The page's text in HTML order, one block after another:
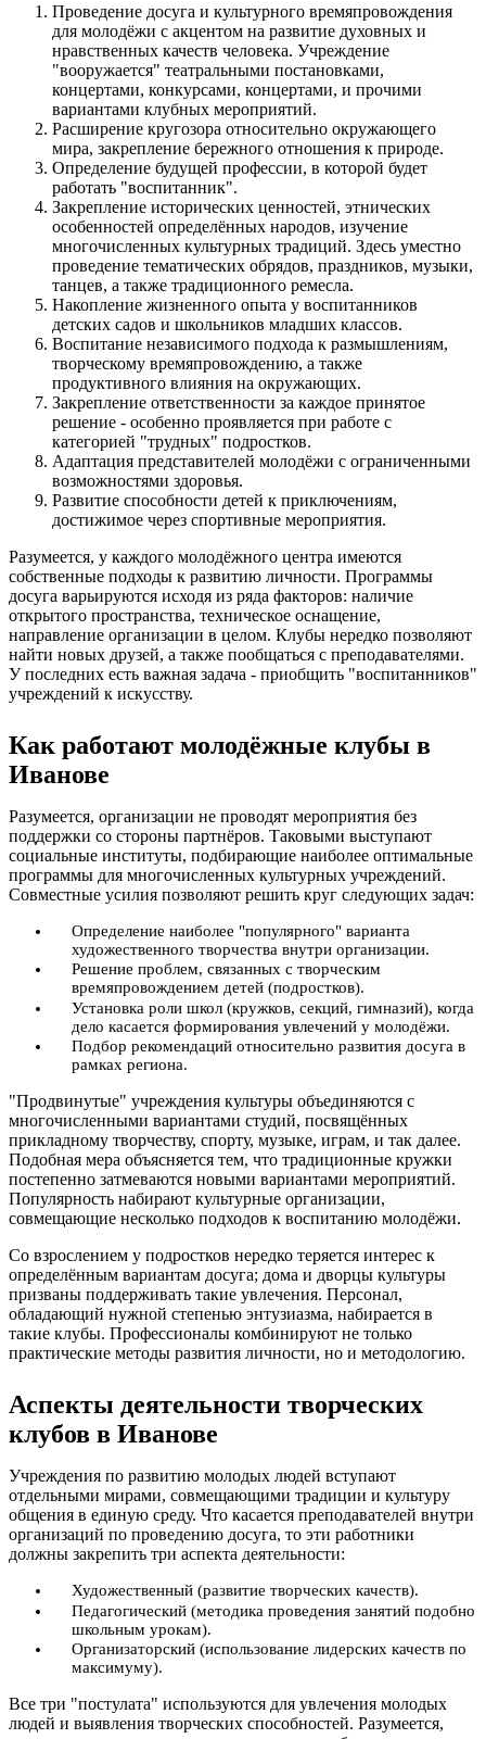
Проведение досуга и культурного времяпровождения
для молодёжи с акцентом на развитие духовных и
нравственных качеств человека. Учреждение
"вооружается" театральными постановками,
концертами, конкурсами, концертами, и прочими
вариантами клубных мероприятий.
Расширение кругозора относительно окружающего
мира, закрепление бережного отношения к природе.
Определение будущей профессии, в которой будет
работать "воспитанник".
Закрепление исторических ценностей, этнических
особенностей определённых народов, изучение
многочисленных культурных традиций. Здесь уместно
проведение тематических обрядов, праздников, музыки,
танцев, а также традиционного ремесла.
Накопление жизненного опыта у воспитанников
детских садов и школьников младших классов.
Воспитание независимого подхода к размышлениям,
творческому времяпровождению, а также
продуктивного влияния на окружающих.
Закрепление ответственности за каждое принятое
решение - особенно проявляется при работе с
категорией "трудных" подростков.
Адаптация представителей молодёжи с ограниченными
возможностями здоровья.
Развитие способности детей к приключениям,
достижимое через спортивные мероприятия.
Разумеется, у каждого молодёжного центра имеются
собственные подходы к развитию личности. Программы
досуга варьируются исходя из ряда факторов: наличие
открытого пространства, техническое оснащение,
направление организации в целом. Клубы нередко позволяют
найти новых друзей, а также пообщаться с преподавателями.
У последних есть важная задача - приобщить "воспитанников"
учреждений к искусству.
Как работают молодёжные клубы в
Иванове
Разумеется, организации не проводят мероприятия без
поддержки со стороны партнёров. Таковыми выступают
социальные институты, подбирающие наиболее оптимальные
программы для многочисленных культурных учреждений.
Совместные усилия позволяют решить круг следующих задач:
Определение наиболее "популярного" варианта
художественного творчества внутри организации.
Решение проблем, связанных с творческим
времяпровождением детей (подростков).
Установка роли школ (кружков, секций, гимназий), когда
дело касается формирования увлечений у молодёжи.
Подбор рекомендаций относительно развития досуга в
рамках региона.
"Продвинутые" учреждения культуры объединяются с
многочисленными вариантами студий, посвящённых
прикладному творчеству, спорту, музыке, играм, и так далее.
Подобная мера объясняется тем, что традиционные кружки
постепенно затмеваются новыми вариантами мероприятий.
Популярность набирают культурные организации,
совмещающие несколько подходов к воспитанию молодёжи.
Со взрослением у подростков нередко теряется интерес к
определённым вариантам досуга; дома и дворцы культуры
призваны поддерживать такие увлечения. Персонал,
обладающий нужной степенью энтузиазма, набирается в
такие клубы. Профессионалы комбинируют не только
практические методы развития личности, но и методологию.
Аспекты деятельности творческих
клубов в Иванове
Учреждения по развитию молодых людей вступают
отдельными мирами, совмещающими традиции и культуру
общения в единую среду. Что касается преподавателей внутри
организаций по проведению досуга, то эти работники
должны закрепить три аспекта деятельности:
Художественный (развитие творческих качеств).
Педагогический (методика проведения занятий подобно
школьным урокам).
Организаторский (использование лидерских качеств по
максимуму).
Все три "постулата" используются для увлечения молодых
людей и выявления творческих способностей. Разумеется,